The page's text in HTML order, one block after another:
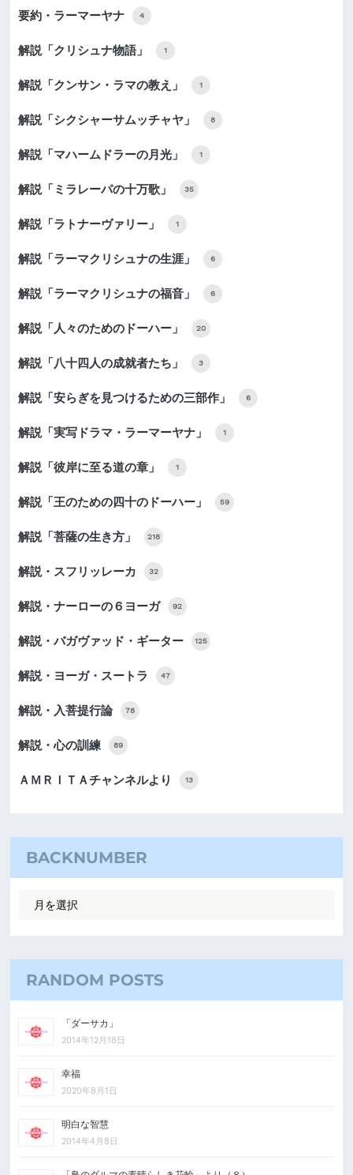
要約・ラーマーヤナ 4
解説「クリシュナ物語」 1
解説「クンサン・ラマの教え」 1
解説「シクシャーサムッチャヤ」 8
解説「マハームドラーの月光」 1
解説「ミラレーパの十万歌」 35
解説「ラトナーヴァリー」 1
解説「ラーマクリシュナの生涯」 6
解説「ラーマクリシュナの福音」 6
解説「人々のためのドーハー」 20
解説「八十四人の成就者たち」 3
解説「安らぎを見つけるための三部作」 6
解説「実写ドラマ・ラーマーヤナ」 1
解説「彼岸に至る道の章」 1
解説「王のための四十のドーハー」 59
解説「菩薩の生き方」 218
解説・スフリッレーカ 32
解説・ナーローの６ヨーガ 92
解説・バガヴァッド・ギーター 125
解説・ヨーガ・スートラ 47
解説・入菩提行論 78
解説・心の訓練 89
ＡＭＲＩＴＡチャンネルより 13
BACKNUMBER
RANDOM POSTS
「ダーサカ」
2014年12月18日
幸福
2020年8月1日
明白な智慧
2014年4月8日